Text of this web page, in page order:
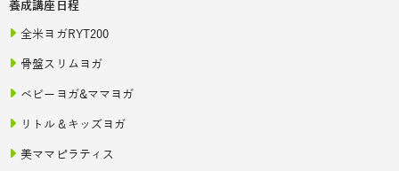
養成講座日程
全米ヨガRYT200
骨盤スリムヨガ
ベビーヨガ&ママヨガ
リトル＆キッズヨガ
美ママピラティス